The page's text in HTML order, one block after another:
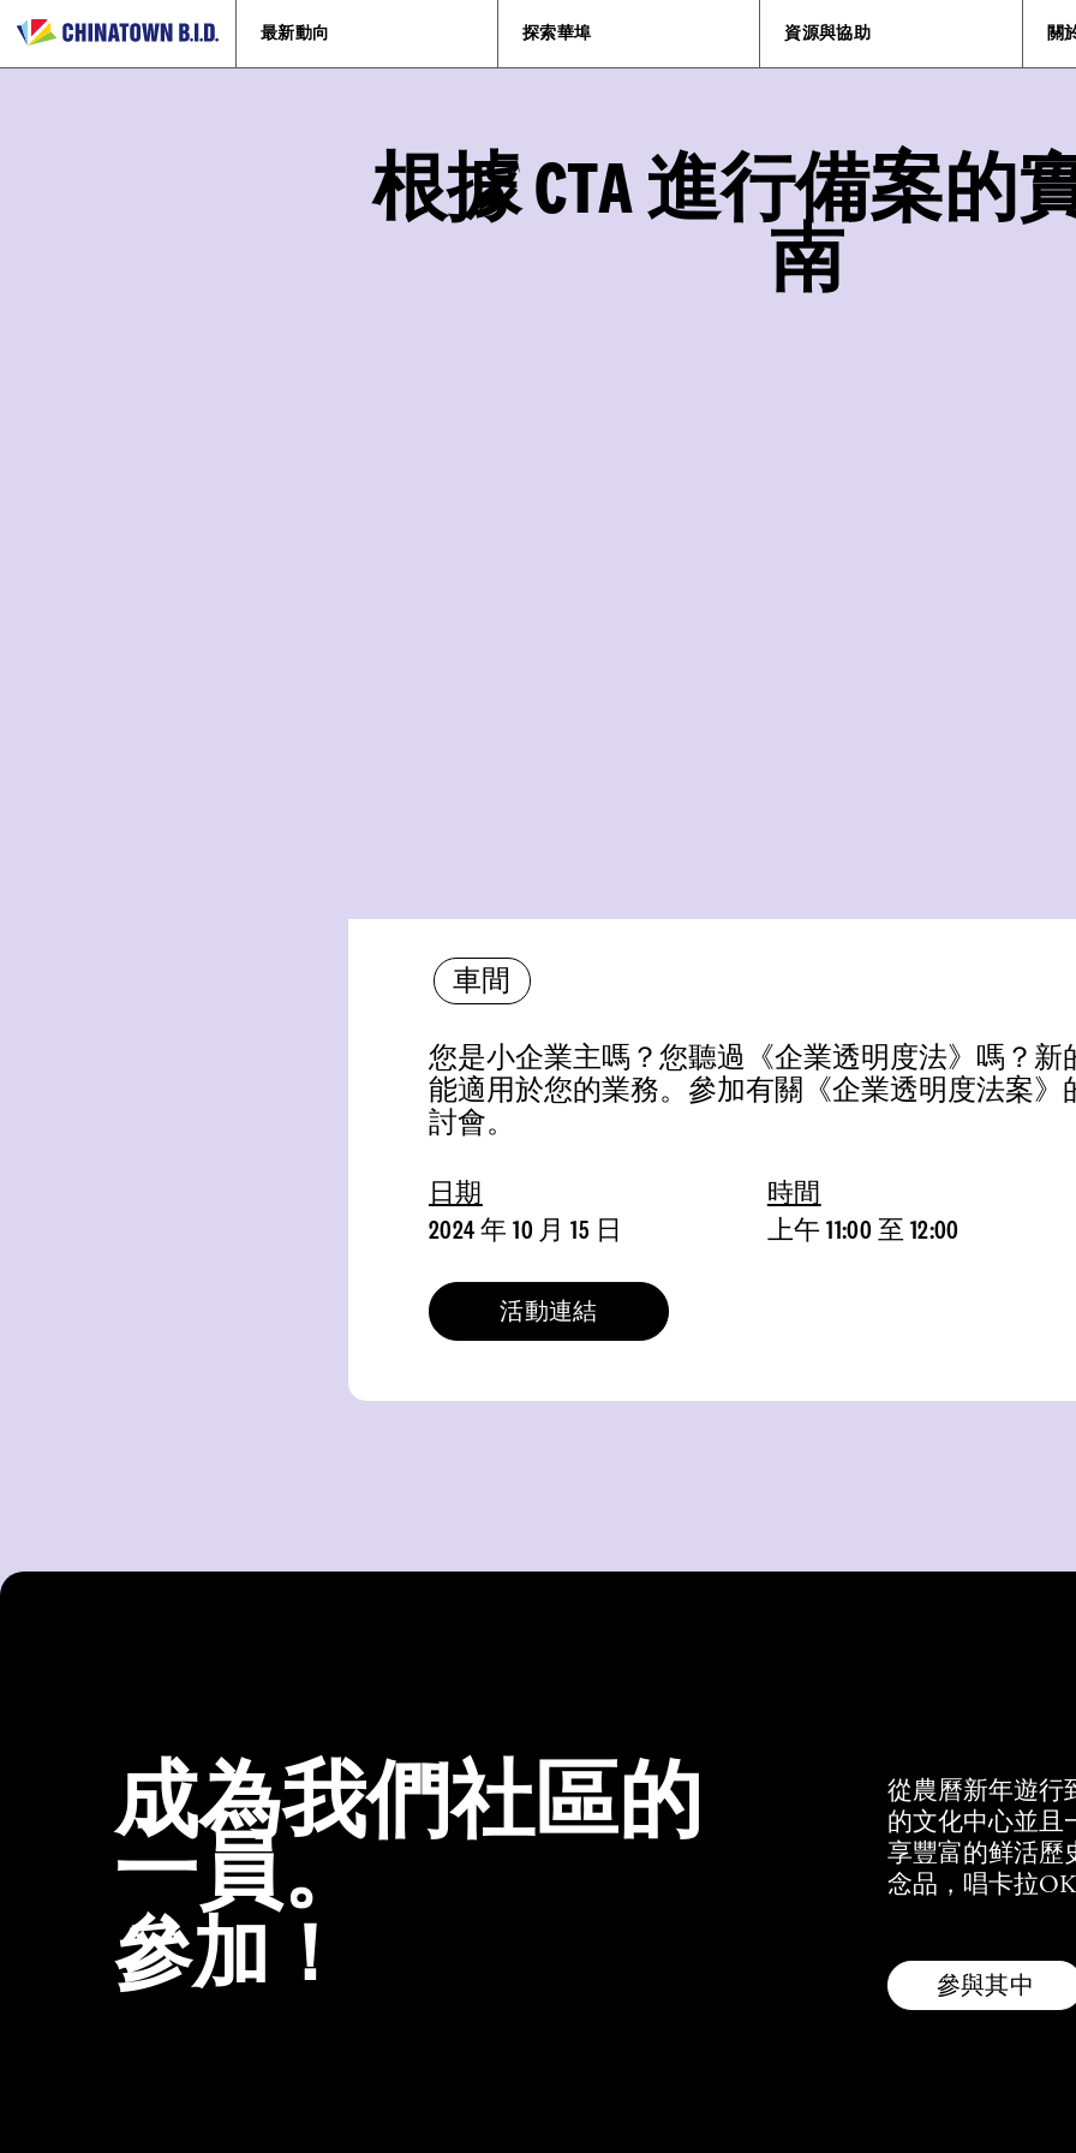
最新動向 探索華埠 資源與協助 關
根據 CTA 進行備案的
南
車間
您是小企業主嗎？您聽過《企業透明度法》嗎？新
能適用於您的業務。參加有關《企業透明度法案》
討會。
日期
2024 年 10 月 15 日
時間
上午 11:00 至 12:00
活動連結
成為我們社區的
一員。
參加！
從農曆新年遊行
的文化中心並且
享豐富的鲜活歷
念品，唱卡拉
參與其中